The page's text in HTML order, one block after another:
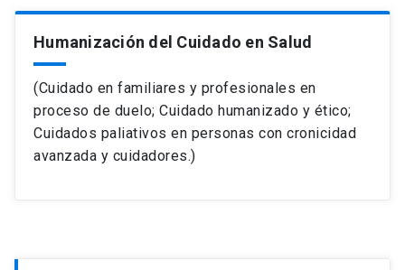
Humanización del Cuidado en Salud
(Cuidado en familiares y profesionales en
proceso de duelo; Cuidado humanizado y ético;
Cuidados paliativos en personas con cronicidad
avanzada y cuidadores.)